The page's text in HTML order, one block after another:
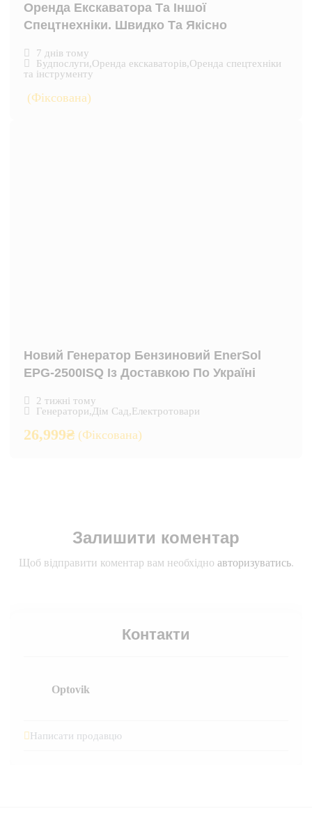
Оренда Екскаватора Та Іншої
Спецтнехніки. Швидко Та Якісно
7 днів тому
Будпослуги,Оренда екскаваторів,Оренда спецтехніки
та інструменту
(Фіксована)
Новий Генератор Бензиновий EnerSol
EPG-2500ISQ Із Доставкою По Україні
2 тижні тому
Генератори,Дім Сад,Електротовари
26,999₴ (Фіксована)
Залишити коментар
Щоб відправити коментар вам необхідно авторизуватись.
Контакти
Optovik
Написати продавцю